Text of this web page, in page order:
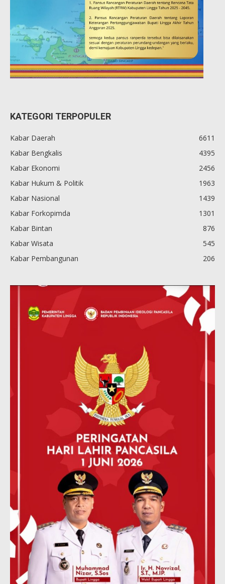
KATEGORI TERPOPULER
Kabar Daerah
6611
Kabar Bengkalis
4395
Kabar Ekonomi
2456
Kabar Hukum & Politik
1963
Kabar Nasional
1439
Kabar Forkopimda
1301
Kabar Bintan
876
Kabar Wisata
545
Kabar Pembangunan
206